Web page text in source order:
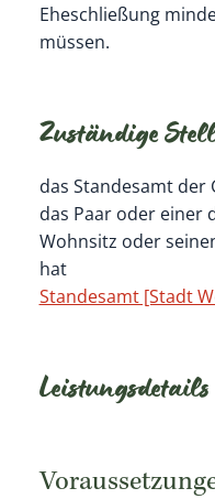
Eheschließung
müssen.
Zuständige
das Standesamt der
das Paar oder einer
Wohnsitz oder
hat
Standesamt [Stadt
Leistungsdetails